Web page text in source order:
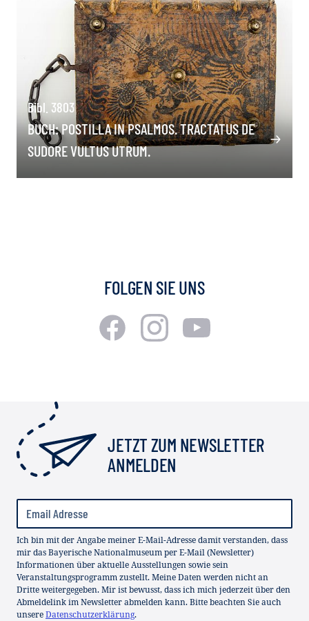
Bibl. 3803
BUCH: POSTILLA IN PSALMOS. TRACTATUS DE
SUDORE VULTUS UTRUM.
FOLGEN SIE UNS
JETZT ZUM NEWSLETTER
ANMELDEN
Ich bin mit der Angabe meiner E-Mail-Adresse damit verstanden, dass
mir das Bayerische Nationalmuseum per E-Mail (Newsletter)
Informationen über aktuelle Ausstellungen sowie sein
Veranstaltungsprogramm zustellt. Meine Daten werden nicht an
Dritte weitergegeben. Mir ist bewusst, dass ich mich jederzeit über den
Abmeldelink im Newsletter abmelden kann. Bitte beachten Sie auch
unsereDatenschutzerklärung.